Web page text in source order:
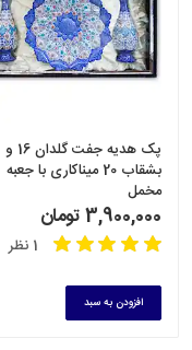
پک هدیه جفت گلدان 16 و
بشقاب 20 میناکاری با جعبه
مخمل
3,900,000 تومان
1 نظر
افزودن به سبد